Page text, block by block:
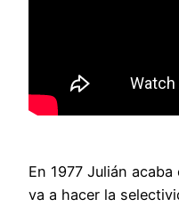
En 1977 Julián
va a hacer la